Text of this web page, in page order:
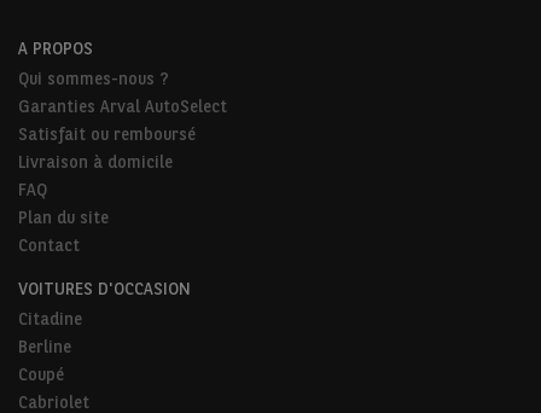
A PROPOS
Qui sommes-nous ?
Garanties Arval AutoSelect
Satisfait ou remboursé
Livraison à domicile
FAQ
Plan du site
Contact
VOITURES D'OCCASION
Citadine
Berline
Coupé
Cabriolet